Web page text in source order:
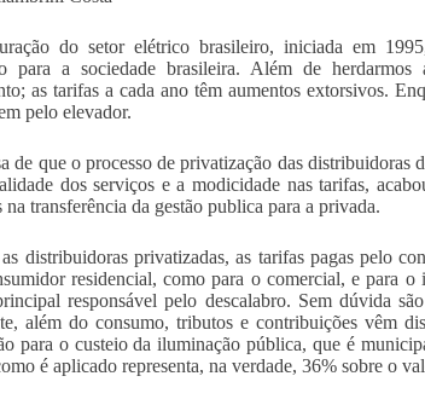
do setor elétrico brasileiro, iniciada em
para a sociedade brasileira. Além de
as tarifas a cada ano têm aumentos extorsivos.
pelo elevador.
de que o processo de privatização das
dos serviços e a modicidade nas tarifas,
na transferência da gestão publica para a privada.
distribuidoras privatizadas, as tarifas pagas pelo
residencial, como para o comercial, e para
responsável pelo descalabro. Sem dúvida
além do consumo, tributos e contribuições vêm
para o custeio da iluminação pública, que é
é aplicado representa, na verdade, 36% sobre o